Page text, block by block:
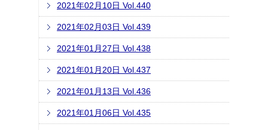
2021年02月10日 Vol.440
2021年02月03日 Vol.439
2021年01月27日 Vol.438
2021年01月20日 Vol.437
2021年01月13日 Vol.436
2021年01月06日 Vol.435